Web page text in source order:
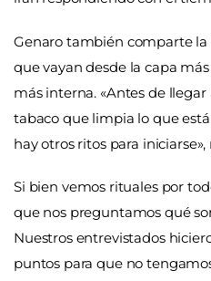
Genaro también comparte
que vayan desde la capa
más interna. «Antes de
tabaco que limpia lo que
hay otros ritos para
Si bien vemos rituales por
que nos preguntamos qué
Nuestros entrevistados
puntos para que no